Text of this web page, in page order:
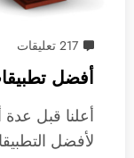
217 تعليقات
أفضل تطبيقات
أعلنا قبل
لأفضل التطبيقات